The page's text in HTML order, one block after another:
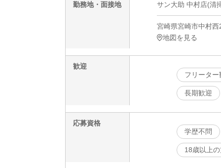
勤務地・面接地 サン大助 中村店(清
宮崎県宮崎市中村
地図を見る
歓迎
フリーター
長期歓迎
応募資格
学歴不問
18歳以上